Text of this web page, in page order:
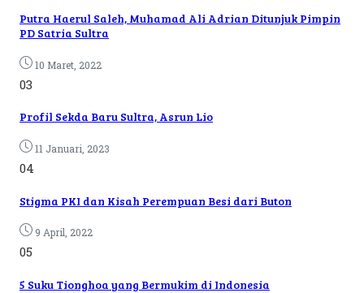
Putra Haerul Saleh, Muhamad Ali Adrian Ditunjuk Pimpin
PD Satria Sultra
10 Maret, 2022
03
Profil Sekda Baru Sultra, Asrun Lio
11 Januari, 2023
04
Stigma PKI dan Kisah Perempuan Besi dari Buton
9 April, 2022
05
5 Suku Tionghoa yang Bermukim di Indonesia